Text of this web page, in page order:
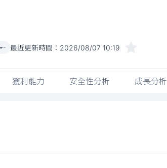
- 最近更新時間： 2026/08/07 10:19
獲利能力 安全性分析 成長分析